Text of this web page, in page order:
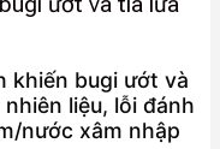
khiến bugi ướt và
liệu, lỗi đánh
nước xâm nhập